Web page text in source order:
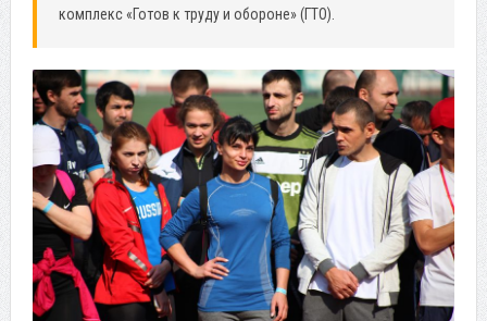
комплекс «Готов к труду и обороне» (ГТО).